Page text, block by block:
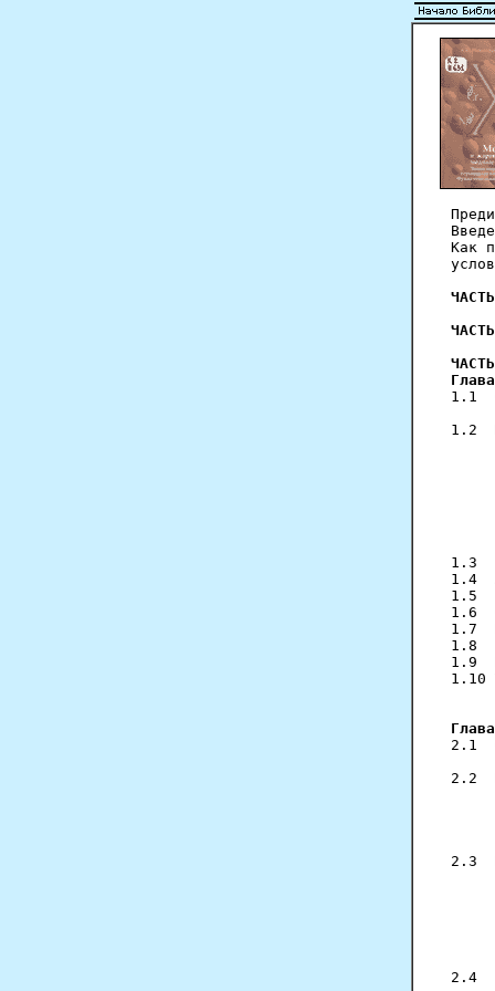
Как
1.1
1.2
1.3
1.4
1.5
1.6
1.7
1.8
1.9
1.10
2.1
2.2
2.3
2.4